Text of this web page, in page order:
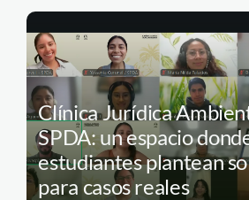
Clínica Jurídica
SPDA: un espacio
estudiantes plantean
para casos reales